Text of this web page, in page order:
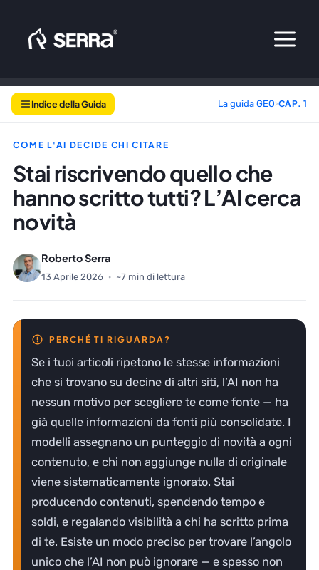
contenuto
Indice della Guida La guida GEO›CAP. 1
COME L'AI DECIDE CHI CITARE
Stai riscrivendo quello che
hanno scritto tutti? L’AI cerca
novità
Roberto Serra
13 Aprile 2026 · ~7 min di lettura
Se i tuoi articoli ripetono le stesse informazioni
che si trovano su decine di altri siti, l’AI non ha
nessun motivo per scegliere te come fonte — ha
già quelle informazioni da fonti più consolidate. I
modelli assegnano un punteggio di novità a ogni
contenuto, e chi non aggiunge nulla di originale
viene sistematicamente ignorato. Stai
producendo contenuti, spendendo tempo e
soldi, e regalando visibilità a chi ha scritto prima
di te. Esiste un modo preciso per trovare l’angolo
unico che l’AI non può ignorare — e spesso non